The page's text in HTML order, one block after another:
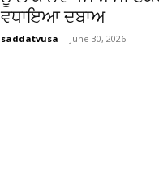
ਵਧਾਇਆ ਦਬਾਅ
saddatvusa - June 30, 2026